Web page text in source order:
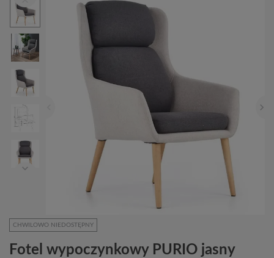
CHWILOWO NIEDOSTĘPNY
Fotel wypoczynkowy PURIO jasny